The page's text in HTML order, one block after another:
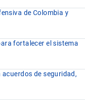
de Colombia y
fortalecer el sistema
de seguridad,